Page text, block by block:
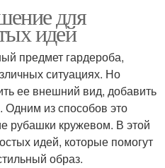
для
идей
предмет гардероба,
ситуациях. Но
ее внешний вид, добавить
Одним из способов это
рубашки кружевом. В этой
идей, которые помогут
образ.